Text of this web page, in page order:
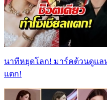
นาทีหยุดโลก! มาร์คต้วนดูแล
แตก!